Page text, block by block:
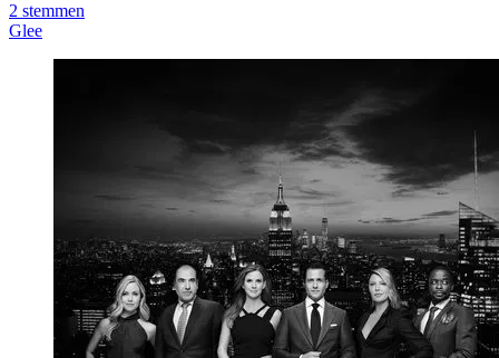
2 stemmen
Glee